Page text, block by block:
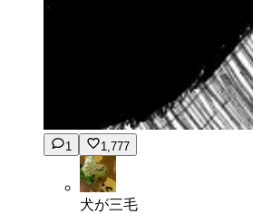
1 1,777
犬が三毛